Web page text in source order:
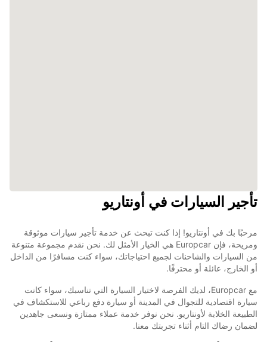
تأجير السيارات في أونتاريو
مرحبًا بك في أونتاريو! إذا كنت تبحث عن خدمة تأجير سيارات موثوقة
ومريحة، فإن Europcar هي الخيار الأمثل لك. نحن نقدم مجموعة متنوعة
من السيارات والشاحنات لجميع احتياجاتك، سواء كنت مسافرًا من الداخل
أو الخارج، عائلة أو محترفًا.
مع Europcar، لديك الفرصة لاختيار السيارة التي تناسبك، سواء كانت
سيارة اقتصادية للتجوال في المدينة أو سيارة دفع رباعي للاستكشاف في
الطبيعة الخلابة لأونتاريو. نحن نوفر خدمة عملاء ممتازة ونسعى جاهدين
لضمان رضاك التام أثناء تجربتك معنا.